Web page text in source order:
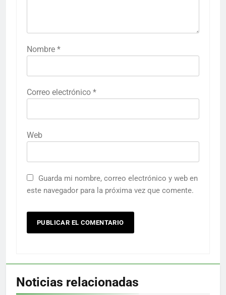
Nombre *
Correo electrónico *
Web
Guarda mi nombre, correo electrónico y web en
este navegador para la próxima vez que comente.
Noticias relacionadas